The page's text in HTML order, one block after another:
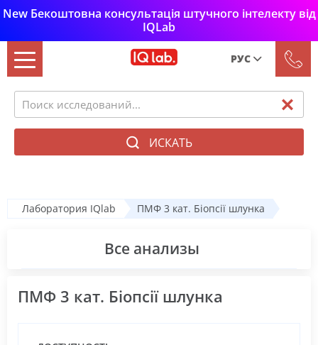
New Бекоштовна консультація штучного інтелекту від
IQLab
РУС
Укр
ИСКАТЬ
Лаборатория IQlab ПМФ 3 кат. Біопсії шлунка
Все анализы
ПМФ 3 кат. Біопсії шлунка